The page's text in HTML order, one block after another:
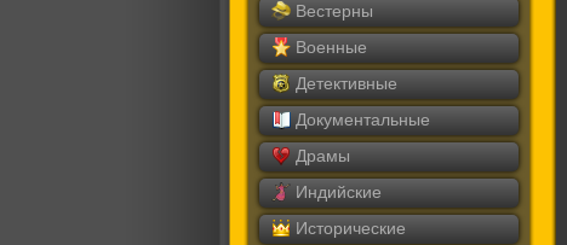
Вестерны
Военные
Детективные
Документальные
Драмы
Индийские
Исторические